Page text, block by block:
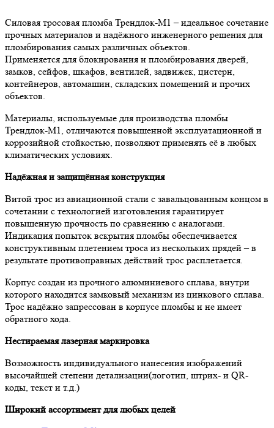
Силовая тросовая пломба Трендлок-М1 – идеальное сочетание
прочных материалов и надёжного инженерного решения для
пломбирования самых различных объектов.
Применяется для блокирования и пломбирования дверей,
замков, сейфов, шкафов, вентилей, задвижек, цистерн,
контейнеров, автомашин, складских помещений и прочих
объектов.
Материалы, используемые для производства пломбы
Трендлок-М1, отличаются повышенной эксплуатационной и
коррозийной стойкостью, позволяют применять её в любых
климатических условиях.
Надёжная и защищённая конструкция
Витой трос из авиационной стали с завальцованным концом в
сочетании с технологией изготовления гарантирует
повышенную прочность по сравнению с аналогами.
Индикация попыток вскрытия пломбы обеспечивается
конструктивным плетением троса из нескольких прядей – в
результате противоправных действий трос расплетается.
Корпус создан из прочного алюминиевого сплава, внутри
которого находится замковый механизм из цинкового сплава.
Трос надёжно запрессован в корпусе пломбы и не имеет
обратного хода.
Нестираемая лазерная маркировка
Возможность индивидуального нанесения изображений
высочайшей степени детализации(логотип, штрих- и QR-
коды, текст и т.д.)
Широкий ассортимент для любых целей